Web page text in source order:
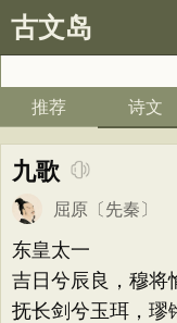
古文岛
推荐 诗文
九歌
屈原 〔先秦〕
东皇太一
吉日兮辰良，穆将
抚长剑兮玉珥，璆